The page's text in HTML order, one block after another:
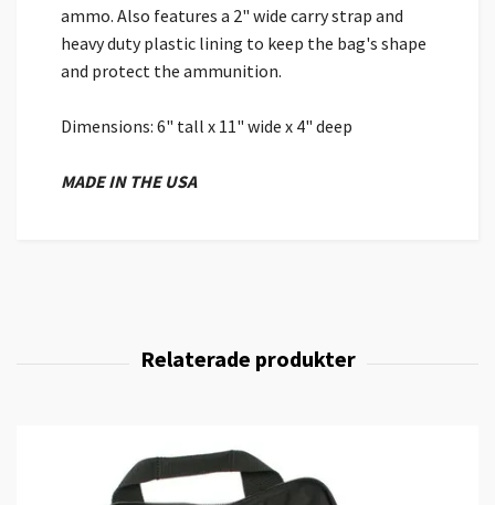
ammo. Also features a 2" wide carry strap and
heavy duty plastic lining to keep the bag's shape
and protect the ammunition.
Dimensions: 6" tall x 11" wide x 4" deep
MADE IN THE USA